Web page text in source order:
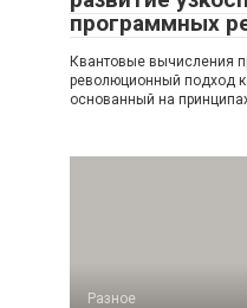
программных
Квантовые вычисления
революционный подход
основанный на
Разное